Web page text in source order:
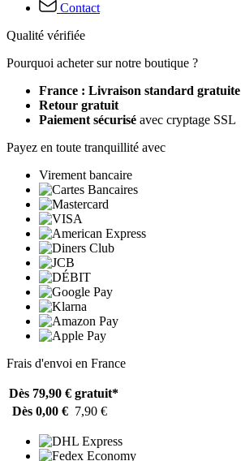
Contact
Qualité vérifiée
Pourquoi acheter sur notre boutique ?
France : Livraison standard gratuite
Retour gratuit
Paiement sécurisé avec cryptage SSL
Payez en toute tranquillité avec
Virement bancaire
Frais d'envoi en France
Dès 79,90 € gratuit*
Dès 0,00 € 7,90 €